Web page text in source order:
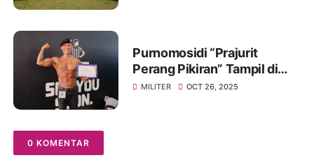
Purnomosidi “Prajurit
Perang Pikiran” Tampil di
Body Contest Piala Wali
MILITER OCT 26, 2025
0 KOMENTAR